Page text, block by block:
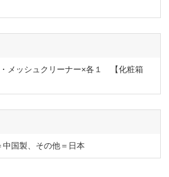
メッシュクリーナー×各１ 【化粧箱
中国製、その他＝日本